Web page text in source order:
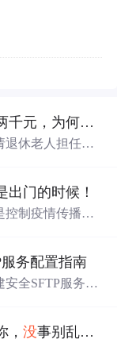
退休老人抢着做？
退休老人担任保
的需求。
出门的时候！
控制疫情传播的
数也对疫情发
服务配置指南
安全SFTP服务的
用shell、强制SF
，没事别乱出门！企业复工务必做到八个“一”...